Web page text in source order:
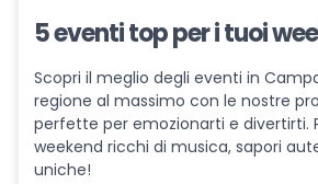
5 eventi top per i tuoi
Scopri il meglio degli eventi in
regione al massimo con le nostre
perfette per emozionarti e divertirti.
weekend ricchi di musica, sapori
uniche!